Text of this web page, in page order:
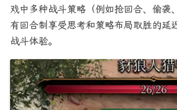
戏中多种战斗策略（例如抢回合、偷
有回合制享受思考和策略布局取胜的延
战斗体验。